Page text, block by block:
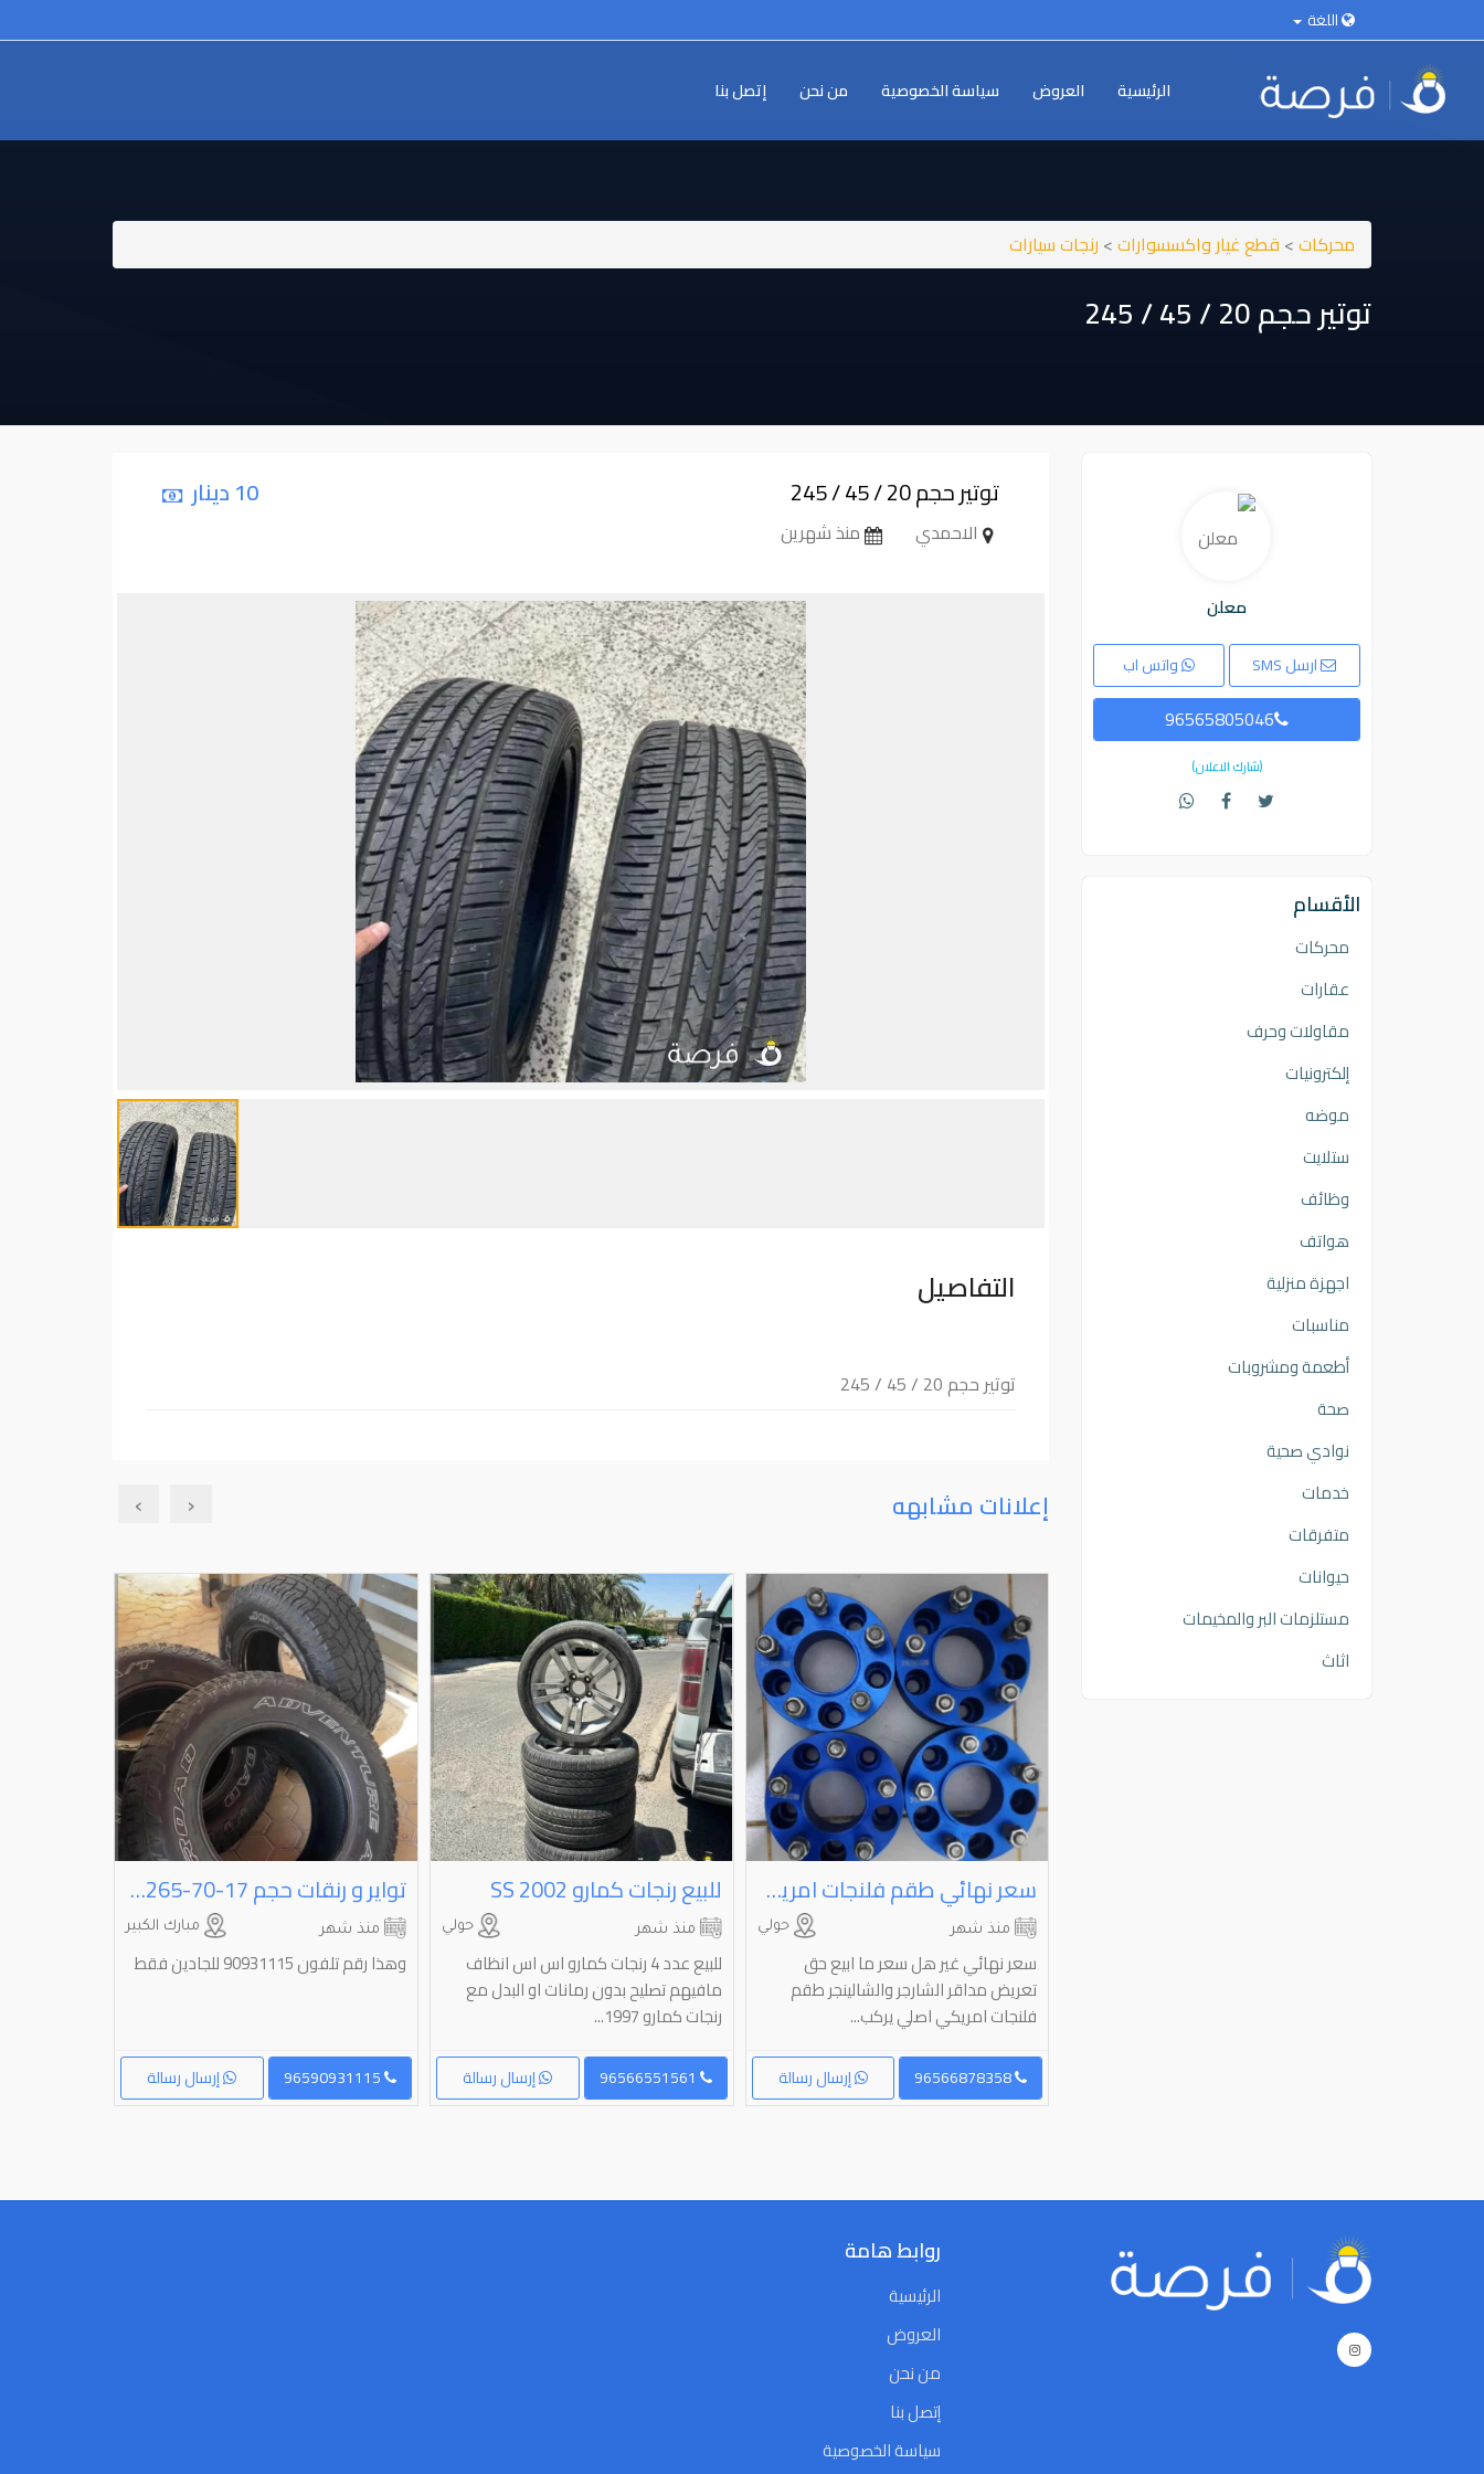
اللغة
الرئيسية العروض سياسة الخصوصية من نحن إتصل بنا
محركات> قطع غيار واكسسوارات> رنجات سيارات
توتير حجم ⁦⁦20⁩⁩ / ⁦⁦45⁩⁩ / ⁦⁦245⁩⁩
توتير حجم ⁦⁦20⁩⁩ / ⁦⁦45⁩⁩ / ⁦⁦245⁩⁩
الاحمدي منذ شهرين
10 دينار
التفاصيل
توتير حجم 20 / 45 / 245
إعلانات مشابهه
سعر نهائي طقم فلنجات امريكي اصلي يركبون علي اغلبه المريكي ⁦⁦5X114.3⁩⁩.-⁦⁦71.6HC-1/2-50MM⁩⁩ اقراء العلان تحت
حولي منذ شهر
سعر نهائي غير هل سعر ما ابيع حق
تعريض مداقر الشارجر والشالينجر طقم
فلنجات امريكي اصلي يركب...
إرسال رسالة 96566878358
للبيع رنجات كمارو ⁦⁦2002⁩⁩ ⁦⁦SS⁩⁩
حولي منذ شهر
للبيع عدد 4 رنجات كمارو اس اس انظاف
مافيهم تصليح بدون رمانات او البدل مع
رنجات كمارو 1997...
إرسال رسالة
تواير و رنقات حجم ⁦⁦265-70-17⁩⁩و فيه تواير بس حجم ⁦⁦285-70-17⁩⁩
مبارك الكبير منذ شهر
وهذا رقم تلفون 90931115 للجادين فقط
إرسال رسالة
‹
›
معلن
ارسل SMS واتس اب
96565805046
(شارك الاعلان)
الأقسام
محركات
عقارات
مقاولات وحرف
إلكترونيات
موضه
ستلايت
وظائف
هواتف
اجهزة منزلية
مناسبات
أطعمة ومشروبات
صحة
نوادي صحية
خدمات
متفرقات
حيوانات
مستلزمات البر والمخيمات
اثاث
روابط هامة
الرئيسية
العروض
من نحن
إتصل بنا
سياسة الخصوصية